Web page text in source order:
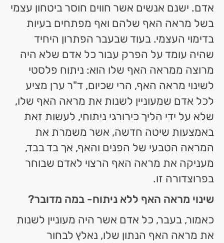
אדם. ישנם אנשים אשר חווים חוסר ביטחון עצמי
בשל מראה האף שלהם ואף מפתחים בעיות
בדימוי העצמי. בעוד שבעבר הפתרון היחיד
שהיה עומד על הפרק עבור כל אדם שלא היה
מרוצה ממראה האף שלו הוא: ניתוח פלסטי
לשינוי מראה האף, הרי שכיום, ד"ר ערן מציע
לכל אדם שמעוניין לשנות את מראה האף שלו,
שלא על ידי הליך כירורגי ניתוחי, לעשות זאת
באמצעות שיטה חדשה, אשר משמרת את
המראה הטבעי של הפנים והאף, אך בד בבד,
מעניקה את מראה האף הרצוי לאדם שבוחר
בפרוצדורה זו.
שינוי מראה האף ללא ניתוח- במה מדובר?
כאמור, בעבר, כל אדם אשר היה מעוניין לשנות
את מראה האף הנתון שלו, נאלץ לבחור